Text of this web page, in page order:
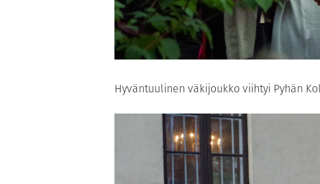
Hyväntuulinen väkijoukko viihtyi Pyhän